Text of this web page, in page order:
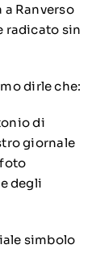
Ranverso
radicato sin
dirle che:
di
giornale
degli
simbolo